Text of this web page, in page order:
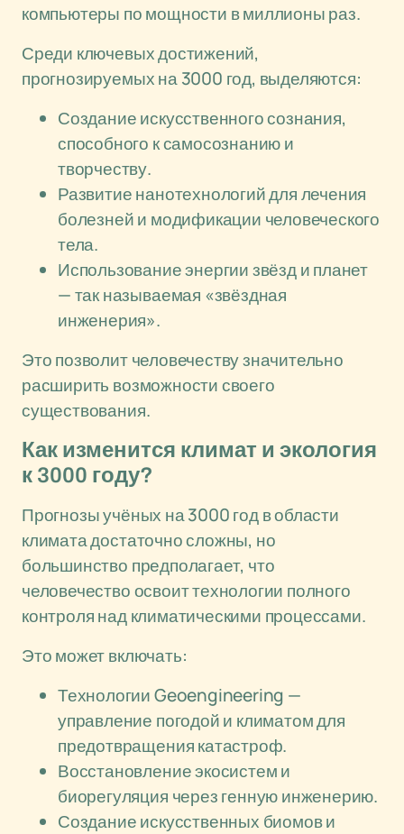
компьютеры по мощности в миллионы раз.
Среди ключевых достижений,
прогнозируемых на 3000 год, выделяются:
Создание искусственного сознания,
способного к самосознанию и
творчеству.
Развитие нанотехнологий для лечения
болезней и модификации человеческого
тела.
Использование энергии звёзд и планет
— так называемая «звёздная
инженерия».
Это позволит человечеству значительно
расширить возможности своего
существования.
Как изменится климат и экология
к 3000 году?
Прогнозы учёных на 3000 год в области
климата достаточно сложны, но
большинство предполагает, что
человечество освоит технологии полного
контроля над климатическими процессами.
Это может включать:
Технологии Geoengineering —
управление погодой и климатом для
предотвращения катастроф.
Восстановление экосистем и
биорегуляция через генную инженерию.
Создание искусственных биомов и